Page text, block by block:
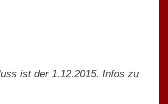
ist der 1.12.2015. Infos zu